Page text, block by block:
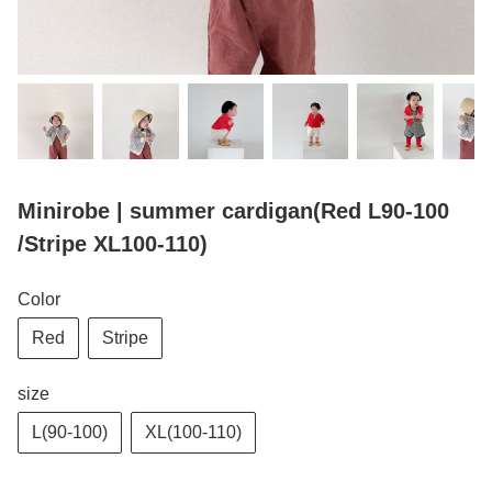
Minirobe | summer cardigan(Red L90-100
/Stripe XL100-110)
Color
Red Stripe
size
L(90-100) XL(100-110)